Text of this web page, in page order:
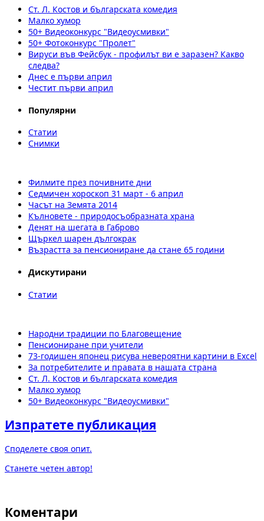
Ст. Л. Костов и българската комедия
Малко хумор
50+ Видеоконкурс "Видеоусмивки"
50+ Фотоконкурс "Пролет"
Вируси във Фейсбук - профилът ви е заразен? Какво
следва?
Днес е първи април
Честит първи април
Популярни
Статии
Снимки
Филмите през почивните дни
Седмичен хороскоп 31 март - 6 април
Часът на Земята 2014
Кълновете - природосъобразната храна
Денят на шегата в Габрово
Щъркел шарен дългокрак
Възрастта за пенсиониране да стане 65 години
Дискутирани
Статии
Народни традиции по Благовещение
Пенсиониране при учители
73-годишен японец рисува невероятни картини в Excel
За потребителите и правата в нашата страна
Ст. Л. Костов и българската комедия
Малко хумор
50+ Видеоконкурс "Видеоусмивки"
Изпратете публикация
Споделете своя опит.
Станете четен автор!
Коментари